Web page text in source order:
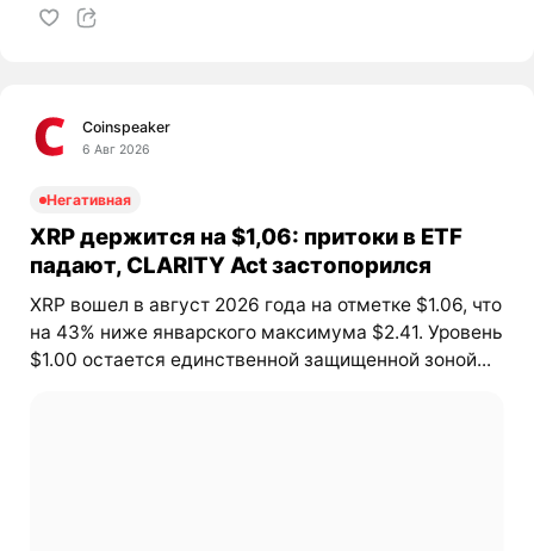
Coinspeaker
6 Авг 2026
Негативная
XRP держится на $1,06: притоки в ETF
падают, CLARITY Act застопорился
XRP вошел в август 2026 года на отметке $1.06, что
на 43% ниже январского максимума $2.41. Уровень
$1.00 остается единственной защищенной зоной...